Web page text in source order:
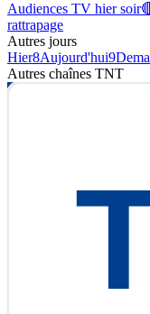
Audiences TV hier soir
rattrapage
Autres jours
Hier8Aujourd'hui9
Autres chaînes TNT